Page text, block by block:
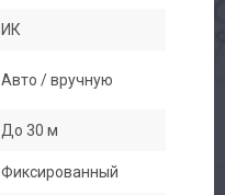
ИК
Авто / вручную
До 30 м
Фиксированный